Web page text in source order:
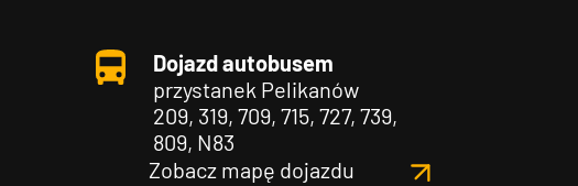
Dojazd autobusem
przystanek Pelikanów
209, 319, 709, 715, 727, 739,
809, N83
Zobacz mapę dojazdu